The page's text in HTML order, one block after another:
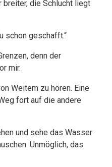
breiter, die Schlucht liegt
schon geschafft.“
denn der
mir.
Weitem zu hören. Eine
fort auf die andere
und sehe das Wasser
Unmöglich, das